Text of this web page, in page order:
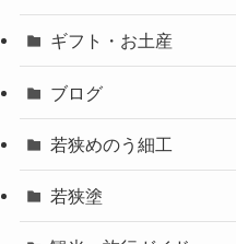
ギフト・お土産
ブログ
若狭めのう細工
若狭塗